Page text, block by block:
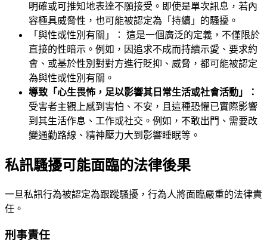
明確或可推知地表達不願接受。即使是單次訊息，若內
容極具威脅性，也可能被認定為「持續」的騷擾。
「與性或性別有關」： 這是一個廣泛的定義，不僅限於
直接的性暗示。例如，因追求不成而持續示愛、要求約
會、或基於性別對對方進行貶抑、威脅，都可能被認定
為與性或性別有關。
導致「心生畏怖，足以影響其日常生活或社會活動」：
受害者主觀上感到害怕、不安，且這種恐懼已實際影響
到其生活作息、工作或社交。例如，不敢出門、需要改
變通勤路線、精神壓力大到影響睡眠等。
私訊騷擾可能面臨的法律後果
一旦私訊行為被認定為跟蹤騷擾，行為人將面臨嚴重的法律責
任。
刑事責任